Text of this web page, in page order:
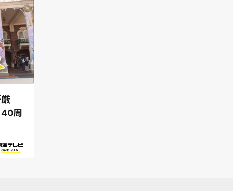
周